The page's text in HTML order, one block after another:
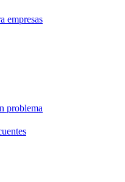
empresas
problema